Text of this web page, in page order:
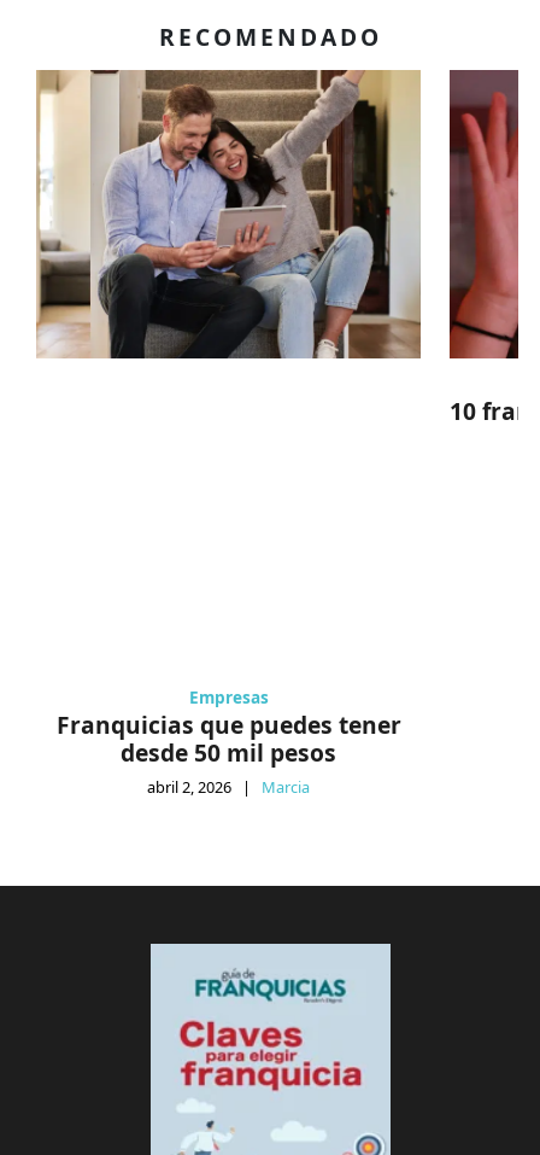
RECOMENDADO
Empresas
Franquicias que puedes tener
desde 50 mil pesos
abril 2, 2026 | Marcia
10